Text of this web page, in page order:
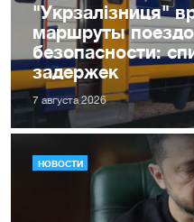
"Укрзалізниця"
маршруты
безопасности:
задержек
7 августа 2026
НОВОСТИ